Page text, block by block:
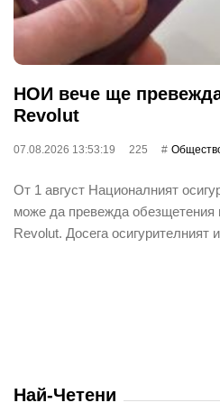
НОИ вече ще
Revolut
07.08.2026 13:53:19 225
От 1 август Националният
може да превежда обезщетения
Revolut. Досега осигурителният
Най-Четени